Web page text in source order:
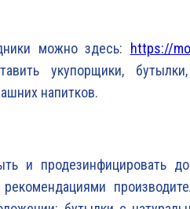
можно здесь: https://
укупорщики,
напитков.
и продезинфицировать